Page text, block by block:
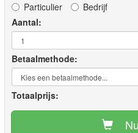
Particulier
Bedrijf
Aantal:
Betaalmethode:
Totaalprijs: